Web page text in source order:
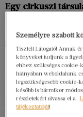
Egy cirkuszi
és a
miért?
Egyik sem
vagyok, aki írt
könyvet. A jó
a Manézsban egy
cirkuszosról van
Személyre szabott
Tisztelt Látogató! Annak
könyveket tudjunk a
ehhez szükséges cookie-
hiányában weboldalunk
legszükségesebb cookie-
később is bármikor
részletekért olvassa el a
tájékoztatóját!